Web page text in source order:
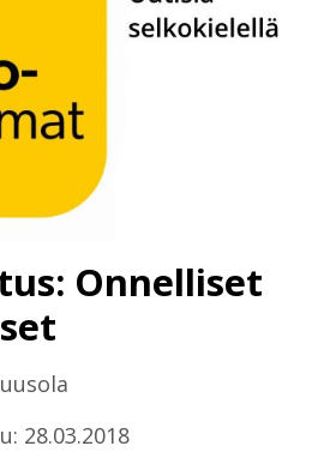
Onnelliset
28.03.2018